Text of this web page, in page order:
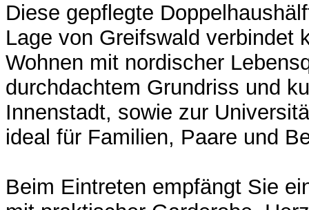
Diese gepflegte
Lage von Greifswald verbindet
Wohnen mit nordischer
durchdachtem Grundriss und
Innenstadt, sowie zur
ideal für Familien, Paare und
Beim Eintreten empfängt Sie